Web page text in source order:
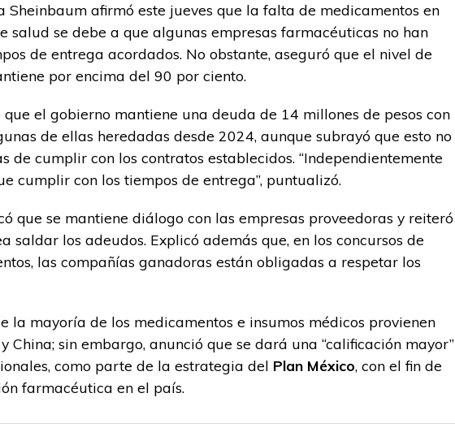
Sheinbaum afirmó este jueves que la falta de medicamentos en
salud se debe a que algunas empresas farmacéuticas no han
de entrega acordados. No obstante, aseguró que el nivel de
por encima del 90 por ciento.
el gobierno mantiene una deuda de 14 millones de pesos con
de ellas heredadas desde 2024, aunque subrayó que esto no
de cumplir con los contratos establecidos. “Independientemente
cumplir con los tiempos de entrega”, puntualizó.
que se mantiene diálogo con las empresas proveedoras y reiteró
saldar los adeudos. Explicó además que, en los concursos de
las compañías ganadoras están obligadas a respetar los
la mayoría de los medicamentos e insumos médicos provienen
China; sin embargo, anunció que se dará una “calificación mayor”
como parte de la estrategia del Plan México, con el fin de
farmacéutica en el país.